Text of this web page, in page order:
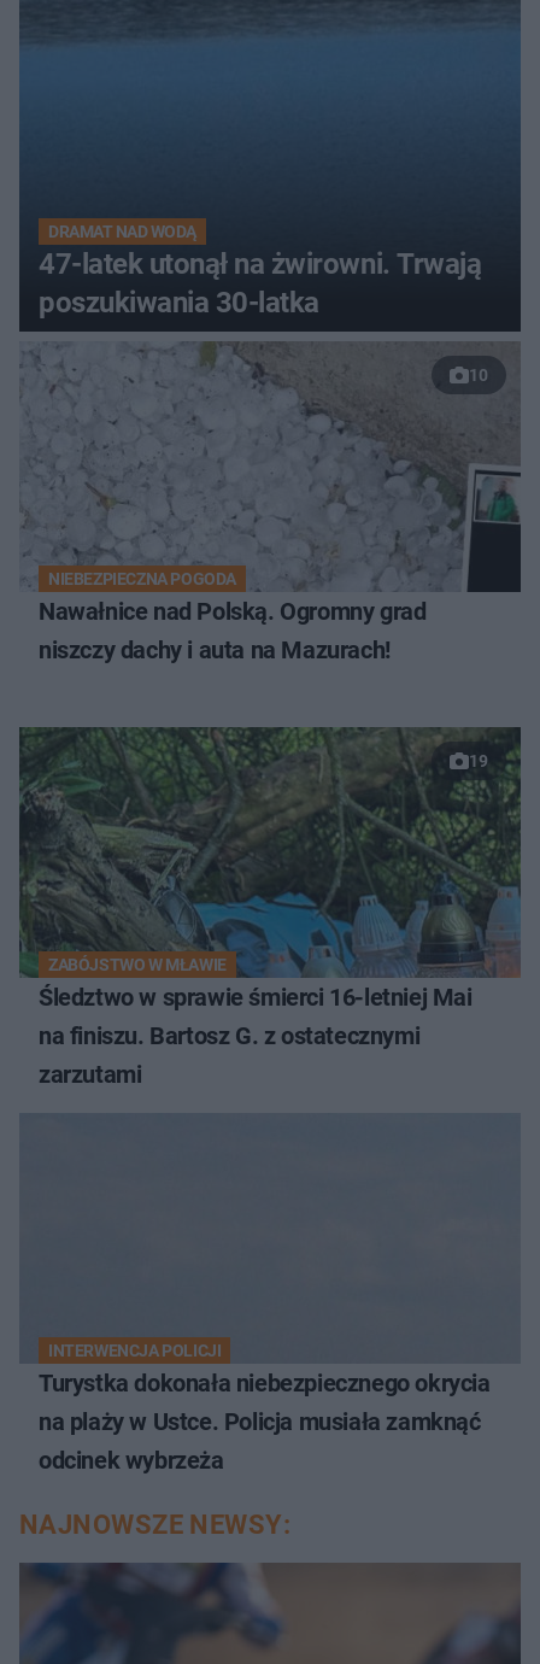
DRAMAT NAD WODĄ
47-latek utonął na żwirowni. Trwają
poszukiwania 30-latka
10
NIEBEZPIECZNA POGODA
Nawałnice nad Polską. Ogromny grad
niszczy dachy i auta na Mazurach!
19
ZABÓJSTWO W MŁAWIE
Śledztwo w sprawie śmierci 16-letniej Mai
na finiszu. Bartosz G. z ostatecznymi
zarzutami
INTERWENCJA POLICJI
Turystka dokonała niebezpiecznego okrycia
na plaży w Ustce. Policja musiała zamknąć
odcinek wybrzeża
NAJNOWSZE NEWSY: